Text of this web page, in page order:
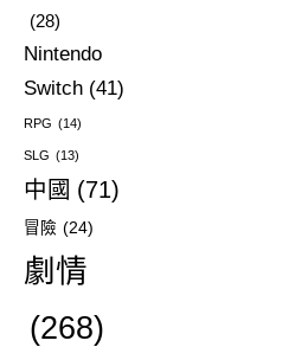
(28)
Nintendo
Switch (41)
RPG (14)
SLG (13)
中國 (71)
冒險 (24)
劇情
(268)